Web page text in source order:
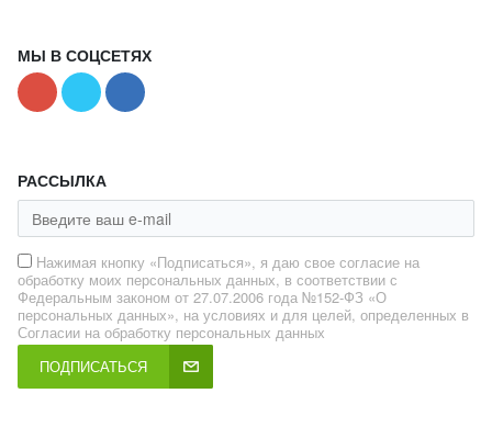
МЫ В СОЦСЕТЯХ
РАССЫЛКА
Нажимая кнопку «Подписаться», я даю свое согласие на
обработку моих персональных данных, в соответствии с
Федеральным законом от 27.07.2006 года №152-ФЗ «О
персональных данных», на условиях и для целей, определенных в
Согласии на обработку персональных данных
ПОДПИСАТЬСЯ